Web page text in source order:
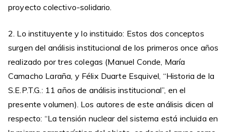
proyecto colectivo-solidario.
2. Lo instituyente y lo instituido: Estos dos conceptos
surgen del análisis institucional de los primeros once años
realizado por tres colegas (Manuel Conde, María
Camacho Laraña, y Félix Duarte Esquivel, “Historia de la
S.E.P.T.G.: 11 años de análisis institucional”, en el
presente volumen). Los autores de este análisis dicen al
respecto: “La tensión nuclear del sistema está incluida en